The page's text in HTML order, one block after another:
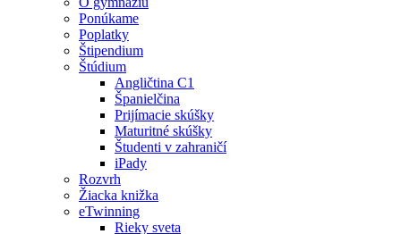
Ponúkame
Poplatky
Štipendium
Štúdium
Angličtina C1
Španielčina
Prijímacie skúšky
Maturitné skúšky
Študenti v zahraničí
iPady
Rozvrh
Žiacka knižka
eTwinning
Rieky sveta